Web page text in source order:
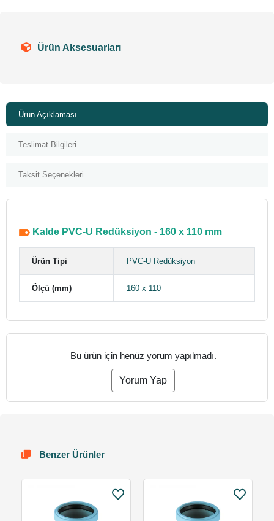
Ürün Aksesuarları
Ürün Açıklaması
Teslimat Bilgileri
Taksit Seçenekleri
Kalde PVC-U Redüksiyon - 160 x 110 mm
Ürün Tipi PVC-U Redüksiyon
Ölçü (mm) 160 x 110
Bu ürün için henüz yorum yapılmadı.
Yorum Yap
Benzer Ürünler